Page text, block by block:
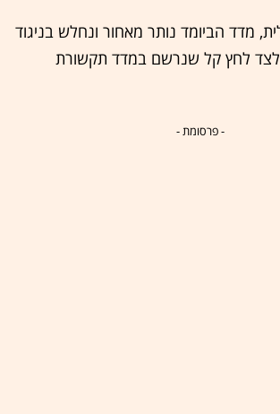
מדד הביומד נותר מאחור ונחלש בניגוד
ב-1.5%, לצד לחץ קל שנרשם במדד תקשורת
- פרסומת -